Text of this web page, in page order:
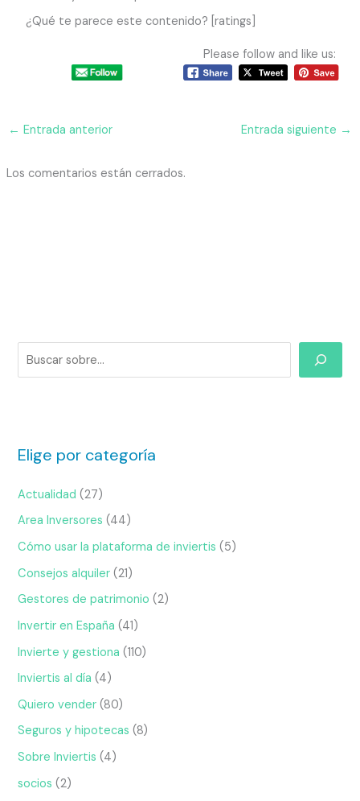
¿Qué te parece este contenido? [ratings]
Please follow and like us:
← Entrada anterior Entrada siguiente →
Los comentarios están cerrados.
Elige por categoría
Actualidad (27)
Area Inversores (44)
Cómo usar la plataforma de inviertis (5)
Consejos alquiler (21)
Gestores de patrimonio (2)
Invertir en España (41)
Invierte y gestiona (110)
Inviertis al día (4)
Quiero vender (80)
Seguros y hipotecas (8)
Sobre Inviertis (4)
socios (2)